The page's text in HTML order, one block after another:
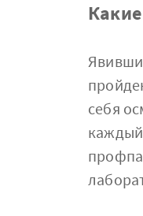
себя
каждый